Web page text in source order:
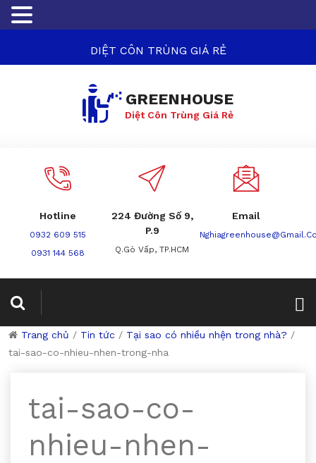
DIỆT CÔN TRÙNG GIÁ RẺ
GREENHOUSE
Diệt Côn Trùng Giá Rẻ
Hotline
0932 609 515
0931 144 568
224 Đường Số 9,
P.9
Q.Gò Vấp, TP.HCM
Email
Trang chủ / Tin tức / Tại sao có nhiều nhện trong nhà? /
tai-sao-co-nhieu-nhen-trong-nha
tai-sao-co-
nhieu-nhen-